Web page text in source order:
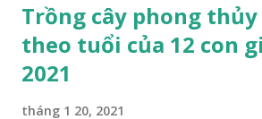
Trồng cây phong
theo tuổi của 12 con
2021
tháng 1 20, 2021